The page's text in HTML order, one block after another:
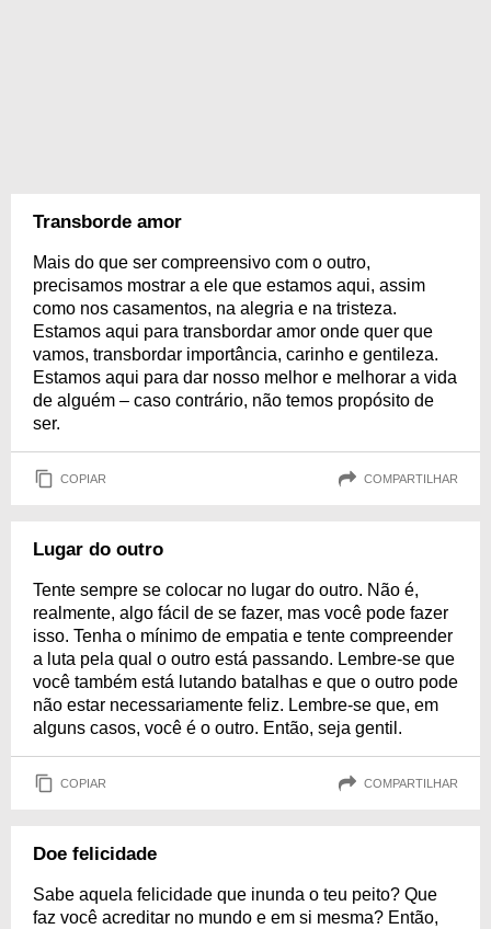
Transborde amor
Mais do que ser compreensivo com o outro,
precisamos mostrar a ele que estamos aqui, assim
como nos casamentos, na alegria e na tristeza.
Estamos aqui para transbordar amor onde quer que
vamos, transbordar importância, carinho e gentileza.
Estamos aqui para dar nosso melhor e melhorar a vida
de alguém – caso contrário, não temos propósito de
ser.
COPIAR COMPARTILHAR
Lugar do outro
Tente sempre se colocar no lugar do outro. Não é,
realmente, algo fácil de se fazer, mas você pode fazer
isso. Tenha o mínimo de empatia e tente compreender
a luta pela qual o outro está passando. Lembre-se que
você também está lutando batalhas e que o outro pode
não estar necessariamente feliz. Lembre-se que, em
alguns casos, você é o outro. Então, seja gentil.
COPIAR COMPARTILHAR
Doe felicidade
Sabe aquela felicidade que inunda o teu peito? Que
faz você acreditar no mundo e em si mesma? Então,